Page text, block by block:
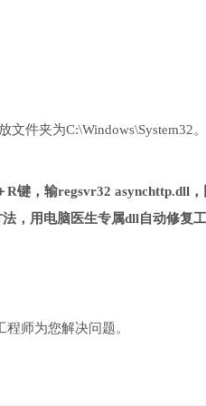
件夹为C:\Windows\System32。
键，输regsvr32 asynchttp.dll，
，用电脑医生专属dll自动修复工
师为您解决问题。